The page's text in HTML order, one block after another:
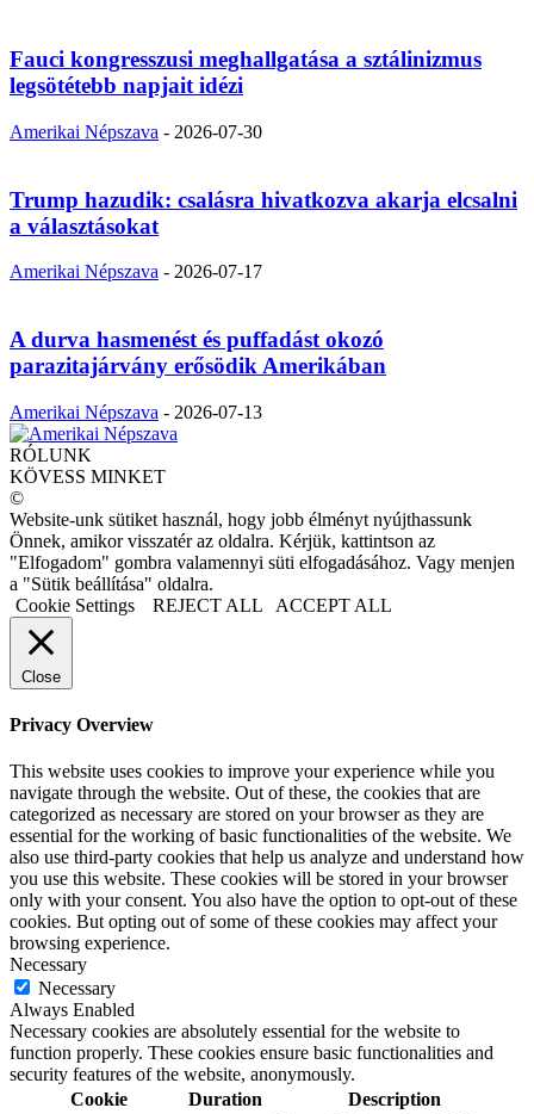
Fauci kongresszusi meghallgatása a sztálinizmus
legsötétebb napjait idézi
Amerikai Népszava - 2026-07-30
Trump hazudik: csalásra hivatkozva akarja elcsalni
a választásokat
Amerikai Népszava - 2026-07-17
A durva hasmenést és puffadást okozó
parazitajárvány erősödik Amerikában
Amerikai Népszava - 2026-07-13
RÓLUNK
KÖVESS MINKET
©
Website-unk sütiket használ, hogy jobb élményt nyújthassunk
Önnek, amikor visszatér az oldalra. Kérjük, kattintson az
"Elfogadom" gombra valamennyi süti elfogadásához. Vagy menjen
a "Sütik beállítása" oldalra.
Cookie Settings
REJECT ALL ACCEPT ALL
Close
Privacy Overview
This website uses cookies to improve your experience while you
navigate through the website. Out of these, the cookies that are
categorized as necessary are stored on your browser as they are
essential for the working of basic functionalities of the website. We
also use third-party cookies that help us analyze and understand how
you use this website. These cookies will be stored in your browser
only with your consent. You also have the option to opt-out of these
cookies. But opting out of some of these cookies may affect your
browsing experience.
Necessary
Necessary
Always Enabled
Necessary cookies are absolutely essential for the website to
function properly. These cookies ensure basic functionalities and
security features of the website, anonymously.
Cookie
Duration Description